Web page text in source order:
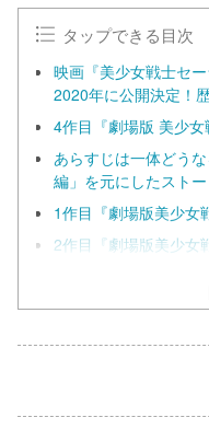
タップできる目次
映画『美少女戦士セ
2020年に公開決定！
4作目『劇場版 美少
あらすじは一体どう
編」を元にしたスト
1作目『劇場版美少女
2作目『劇場版美少女